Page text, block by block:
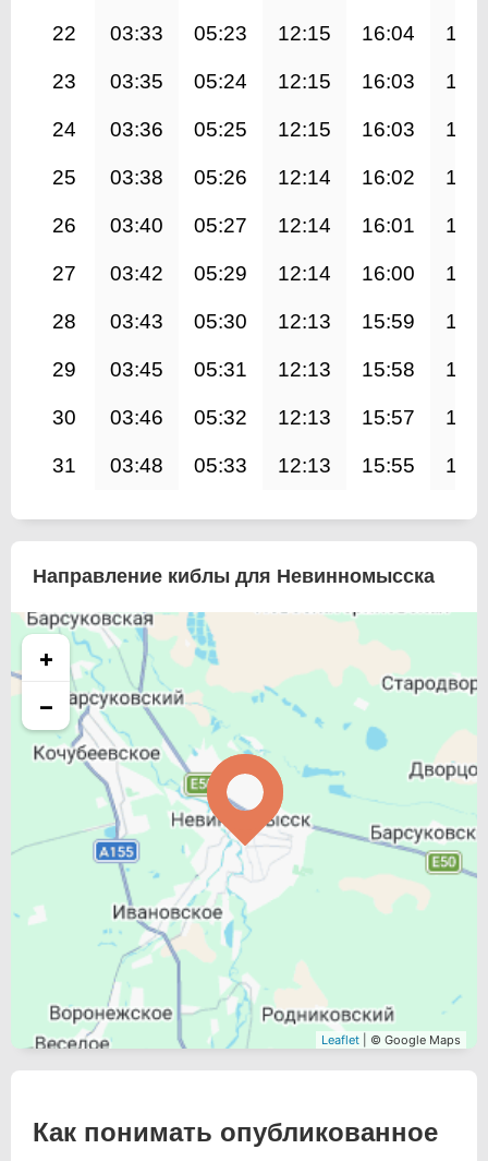
22 03:33 05:23 12:15 16:04
23 03:35 05:24 12:15 16:03
24 03:36 05:25 12:15 16:03
25 03:38 05:26 12:14 16:02
26 03:40 05:27 12:14 16:01
27 03:42 05:29 12:14 16:00
28 03:43 05:30 12:13 15:59
29 03:45 05:31 12:13 15:58
30 03:46 05:32 12:13 15:57
31 03:48 05:33 12:13 15:55
Направление киблы для Невинномысска
+
−
Leaflet | © Google Maps
Как понимать опубликованное